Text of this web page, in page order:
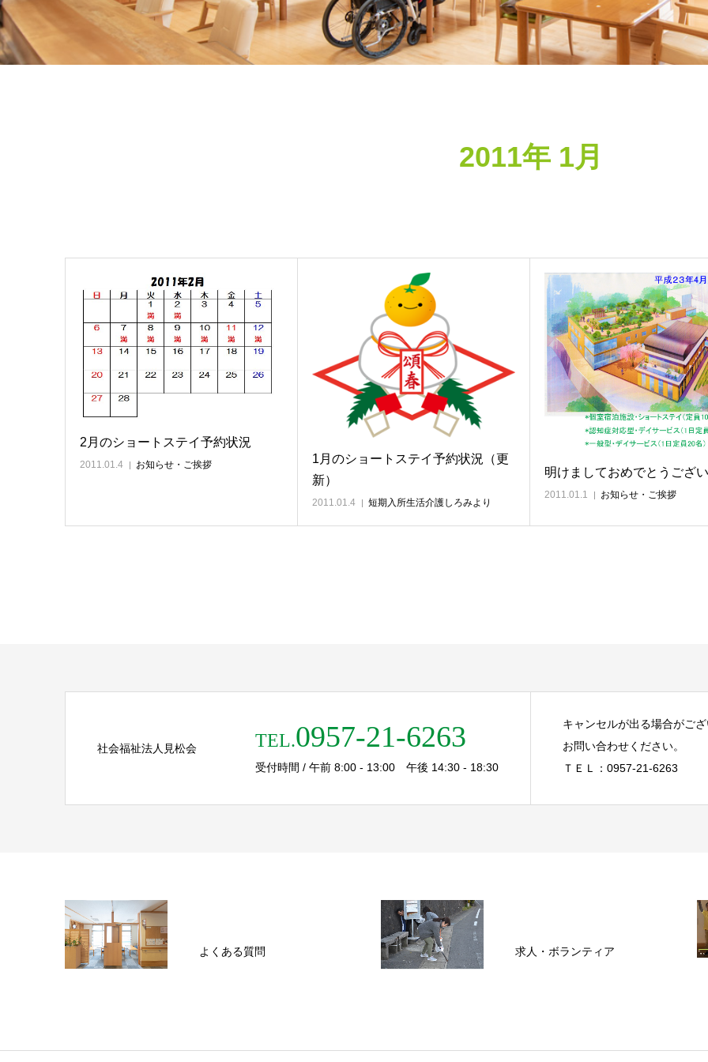
2011年 1月
2月のショートステイ予約状況
2011.01.4 お知らせ・ご挨拶
1月のショートステイ予約状況（更
新）
2011.01.4 短期入所生活介護しろみより
明けましておめでとうござ
2011.01.1 お知らせ・ご挨拶
社会福祉法人見松会 TEL.0957-21-6263
受付時間 / 午前 8:00 - 13:00 午後 14:30 - 18:30
キャンセルが出る場合がご
お問い合わせください。
ＴＥＬ：0957-21-6263
よくある質問 求人・ボランティア